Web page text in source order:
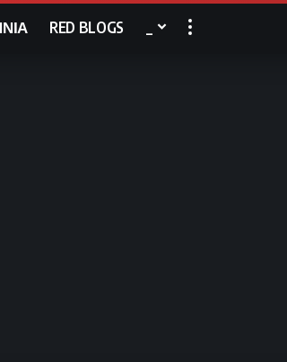
RED BLOGS